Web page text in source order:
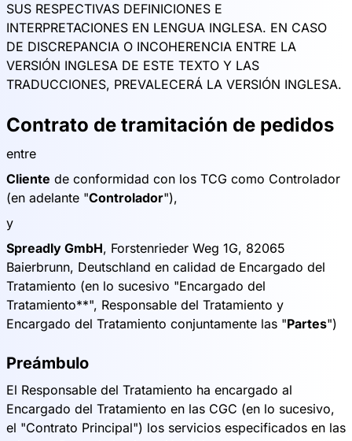
SUS RESPECTIVAS DEFINICIONES E
INTERPRETACIONES EN LENGUA INGLESA. EN CASO
DE DISCREPANCIA O INCOHERENCIA ENTRE LA
VERSIÓN INGLESA DE ESTE TEXTO Y LAS
TRADUCCIONES, PREVALECERÁ LA VERSIÓN INGLESA.
Contrato de tramitación de pedidos
entre
Cliente de conformidad con los TCG como Controlador
(en adelante "Controlador"),
y
Spreadly GmbH, Forstenrieder Weg 1G, 82065
Baierbrunn, Deutschland en calidad de Encargado del
Tratamiento (en lo sucesivo "Encargado del
Tratamiento**", Responsable del Tratamiento y
Encargado del Tratamiento conjuntamente las "Partes")
Preámbulo
El Responsable del Tratamiento ha encargado al
Encargado del Tratamiento en las CGC (en lo sucesivo,
el "Contrato Principal") los servicios especificados en las